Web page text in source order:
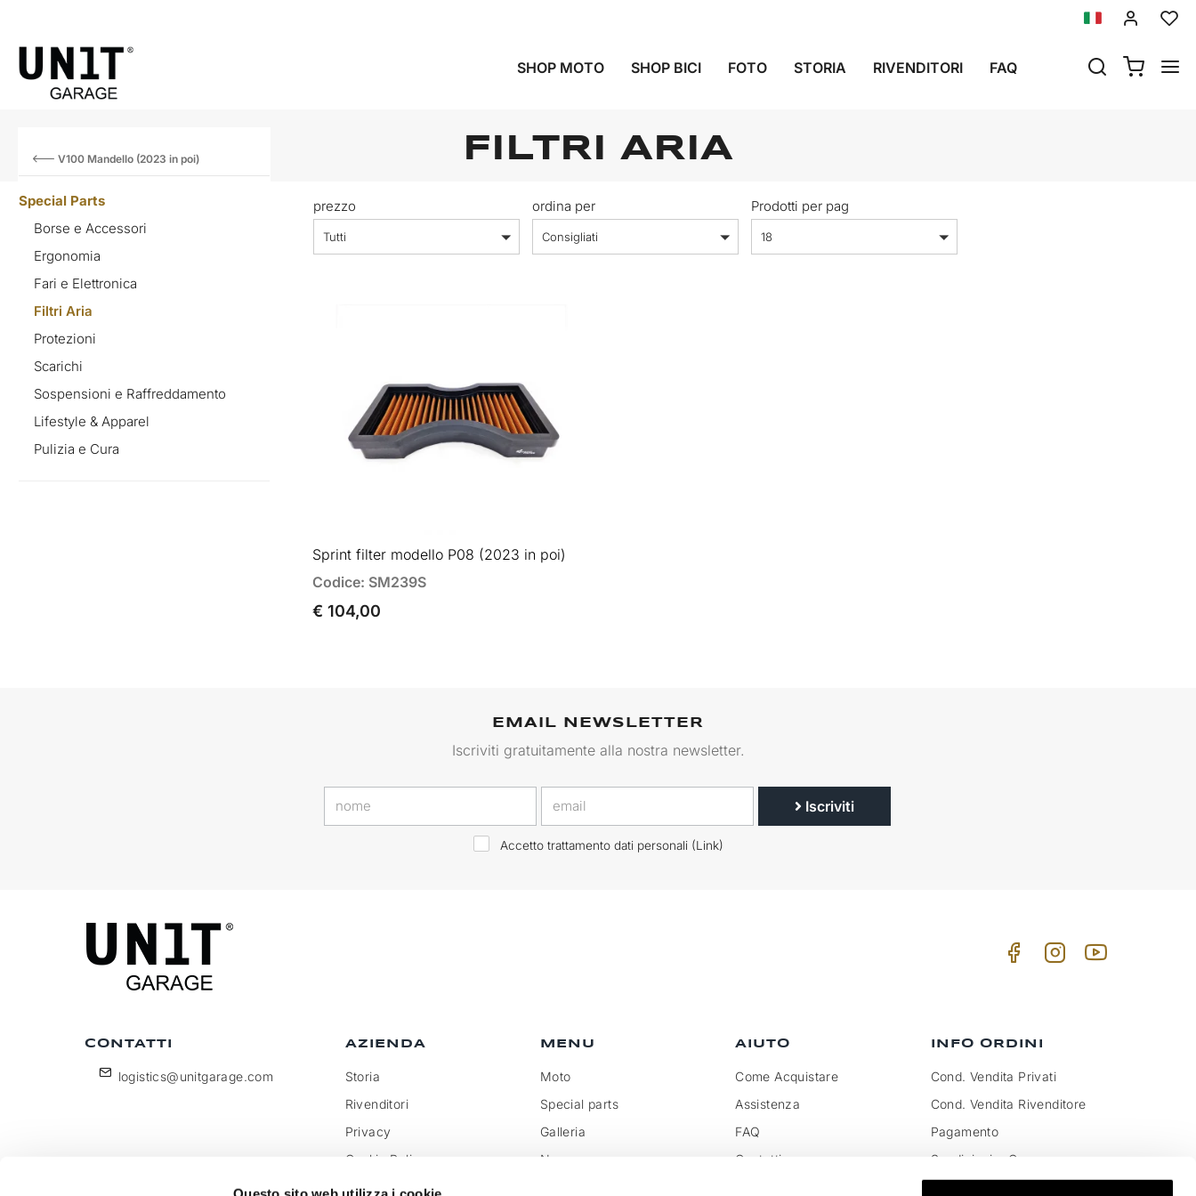
SHOP MOTO SHOP BICI FOTO STORIA RIVENDITORI FAQ
FILTRI ARIA
V100 Mandello (2023 in poi)
Special Parts
Borse e Accessori
Ergonomia
Fari e Elettronica
Filtri Aria
Protezioni
Scarichi
Sospensioni e Raffreddamento
Lifestyle & Apparel
Pulizia e Cura
prezzo
Tutti
ordina per
Consigliati
Prodotti per pag
18
Sprint filter modello P08 (2023 in poi)
Codice: SM239S
€ 104,00
EMAIL NEWSLETTER
Iscriviti gratuitamente alla nostra newsletter.
Iscriviti
Accetto trattamento dati personali (Link)
CONTATTI
logistics@unitgarage.com
AZIENDA
Storia
Rivenditori
Privacy
Cookie Policy
Diventa rivenditore
MENU
Moto
Special parts
Galleria
News
AIUTO
Come Acquistare
Assistenza
FAQ
Contatti
INFO ORDINI
Cond. Vendita Privati
Cond. Vendita Rivenditore
Pagamento
Spedizioni e Consegna